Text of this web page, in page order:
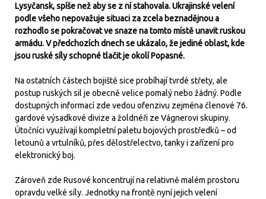
Lysyčansk, spíše než aby se z ní stahovala. Ukrajinské velení
podle všeho nepovažuje situaci za zcela beznadějnou a
rozhodlo se pokračovat ve snaze na tomto místě unavit ruskou
armádu. V předchozích dnech se ukázalo, že jediné oblast, kde
jsou ruské síly schopné tlačit je okolí Popasné.
Na ostatních částech bojiště sice probíhají tvrdé střety, ale
postup ruských sil je obecně velice pomalý nebo žádný. Podle
dostupných informací zde vedou ofenzivu zejména členové 76.
gardové výsadkové divize a žoldnéři ze Vágnerovi skupiny.
Útočníci využívají kompletní paletu bojových prostředků – od
letounů a vrtulníků, přes dělostřelectvo, tanky i zařízení pro
elektronický boj.
Zároveň zde Rusové koncentrují na relativně malém prostoru
opravdu velké síly. Jednotky na frontě nyní jejich velení